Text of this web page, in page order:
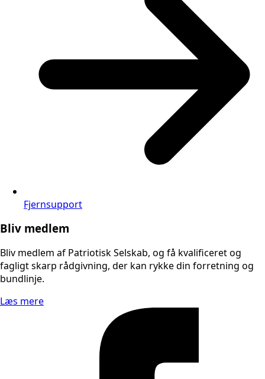
Fjernsupport
Bliv medlem
Bliv medlem af Patriotisk Selskab, og få kvalificeret og
fagligt skarp rådgivning, der kan rykke din forretning og
bundlinje.
Læs mere